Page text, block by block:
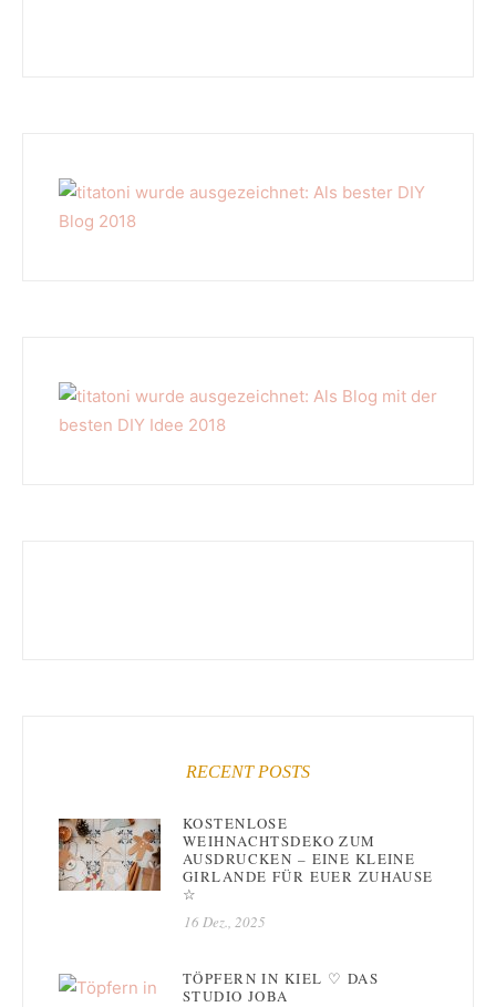
RECENT POSTS
KOSTENLOSE
WEIHNACHTSDEKO ZUM
AUSDRUCKEN – EINE KLEINE
GIRLANDE FÜR EUER ZUHAUSE
☆
16 Dez., 2025
TÖPFERN IN KIEL ♡ DAS
STUDIO JOBA